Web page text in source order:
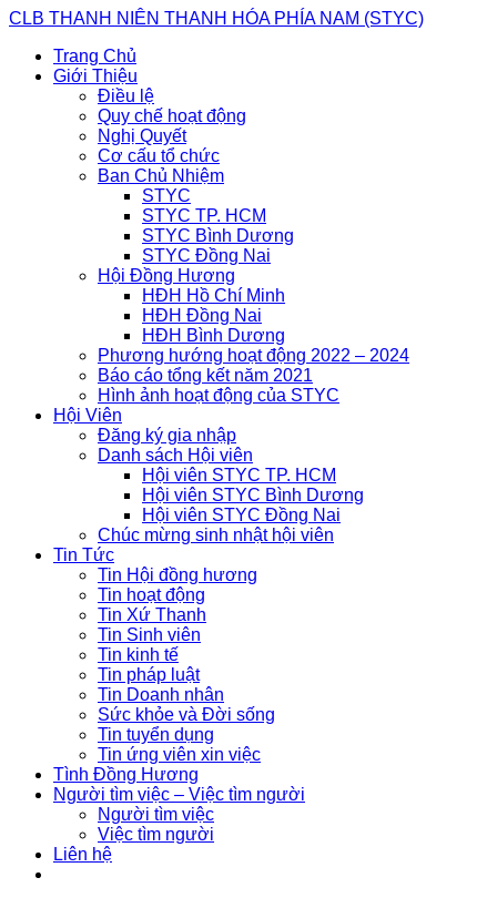
Skip
content
CLB THANH NIÊN THANH HÓA PHÍA NAM (STYC)
Trang Chủ
Giới Thiệu
Điều lệ
Quy chế hoạt động
Nghị Quyết
Cơ cấu tổ chức
Ban Chủ Nhiệm
STYC
STYC TP. HCM
STYC Bình Dương
STYC Đồng Nai
Hội Đồng Hương
HĐH Hồ Chí Minh
HĐH Đồng Nai
HĐH Bình Dương
Phương hướng hoạt động 2022 – 2024
Báo cáo tổng kết năm 2021
Hình ảnh hoạt động của STYC
Hội Viên
Đăng ký gia nhập
Danh sách Hội viên
Hội viên STYC TP. HCM
Hội viên STYC Bình Dương
Hội viên STYC Đồng Nai
Chúc mừng sinh nhật hội viên
Tin Tức
Tin Hội đồng hương
Tin hoạt động
Tin Xứ Thanh
Tin Sinh viên
Tin kinh tế
Tin pháp luật
Tin Doanh nhân
Sức khỏe và Đời sống
Tin tuyển dụng
Tin ứng viên xin việc
Tình Đồng Hương
Người tìm việc – Việc tìm người
Người tìm việc
Việc tìm người
Liên hệ